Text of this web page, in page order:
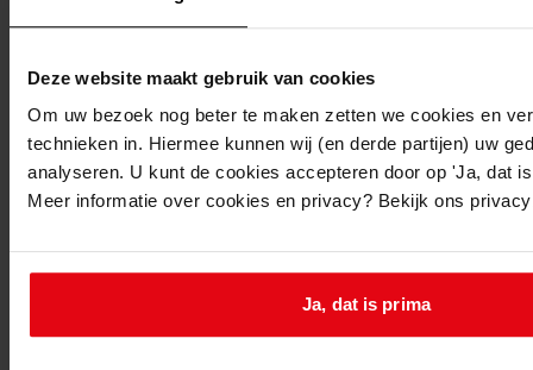
Deze website maakt gebruik van cookies
Om uw bezoek nog beter te maken zetten we cookies en
technieken in. Hiermee kunnen wij (en derde partijen) uw
analyseren. U kunt de cookies accepteren door op 'Ja, dat
Meer informatie over cookies en privacy? Bekijk ons
Ja, dat is prima
Datum vergunning:
03-05-1966
Adres:
Nieuw adres:
Wognum, Grote Zomerdijk 11